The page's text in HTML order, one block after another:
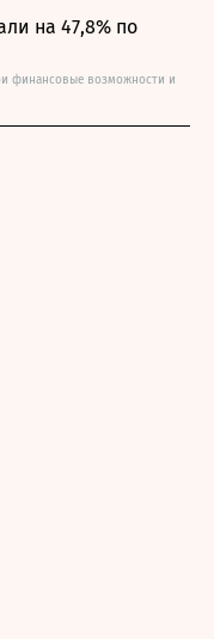
на 47,8% по
финансовые возможности и